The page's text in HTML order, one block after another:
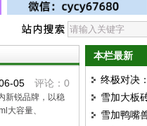
05评论：0
新锐品牌，以稳
大容量、
本栏最新
终极对决
角兽——谁
之王”？
雪加大板
量烟油+
雪加鸭嘴